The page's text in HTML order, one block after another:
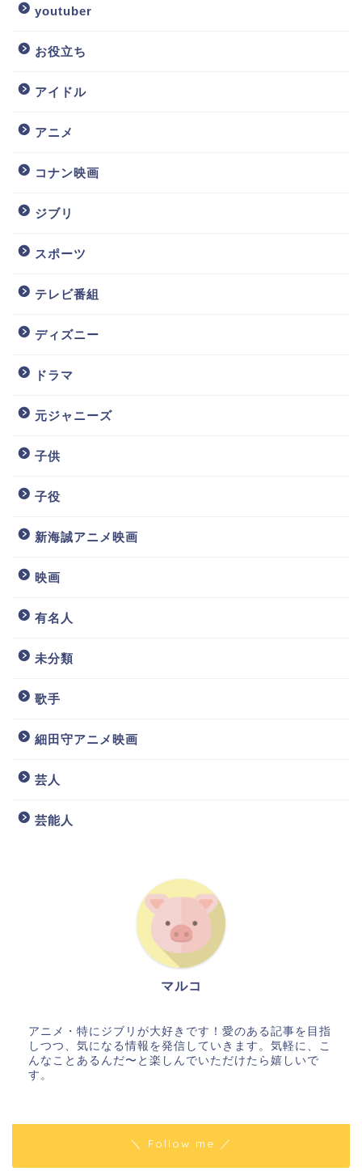
youtuber
お役立ち
アイドル
アニメ
コナン映画
ジブリ
スポーツ
テレビ番組
ディズニー
ドラマ
元ジャニーズ
子供
子役
新海誠アニメ映画
映画
有名人
未分類
歌手
細田守アニメ映画
芸人
芸能人
マルコ
アニメ・特にジブリが大好きです！愛のある記事を目指
しつつ、気になる情報を発信していきます。気軽に、こ
んなことあるんだ〜と楽しんでいただけたら嬉しいで
す。
＼ Follow me ／